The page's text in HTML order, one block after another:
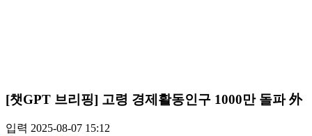
[챗GPT 브리핑] 고령 경제활동인구 1000만 돌파 外
입력 2025-08-07 15:12